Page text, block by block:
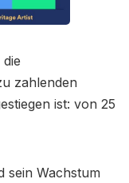
zahlenden
ist: von 25
sein Wachstum